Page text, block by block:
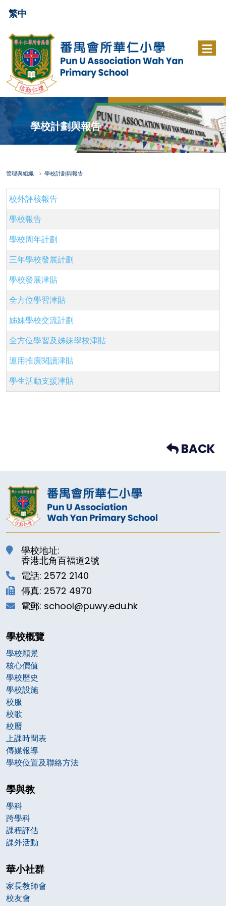
繁中
學校計劃與報告
管理與組織 學校計劃與報告
校外評核報告
學校報告
學校周年計劃
三年學校發展計劃
學校發展津貼
全方位學習津貼
姊妹學校交流計劃
全方位學習及姊妹學校津貼
運用推廣閱讀津貼
學生活動支援津貼
BACK
學校地址:
香港北角百福道2號
電話: 2572 2140
傳真: 2572 4970
電郵: school@puwy.edu.hk
學校概覽
學校願景
核心價值
學校歷史
學校設施
校服
校歌
校曆
上課時間表
傳媒報導
學校位置及聯絡方法
學與教
學科
跨學科
課程評估
課外活動
華小社群
家長教師會
校友會